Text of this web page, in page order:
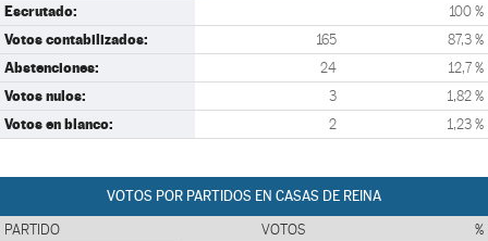
Escrutado: 100 %
Votos contabilizados: 165 87,3 %
Abstenciones: 24 12,7 %
Votos nulos: 3 1,82 %
Votos en blanco: 2 1,23 %
VOTOS POR PARTIDOS EN CASAS DE REINA
PARTIDO VOTOS %